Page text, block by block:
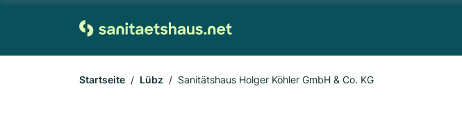
Startseite Lübz Sanitätshaus Holger Köhler GmbH & Co. KG